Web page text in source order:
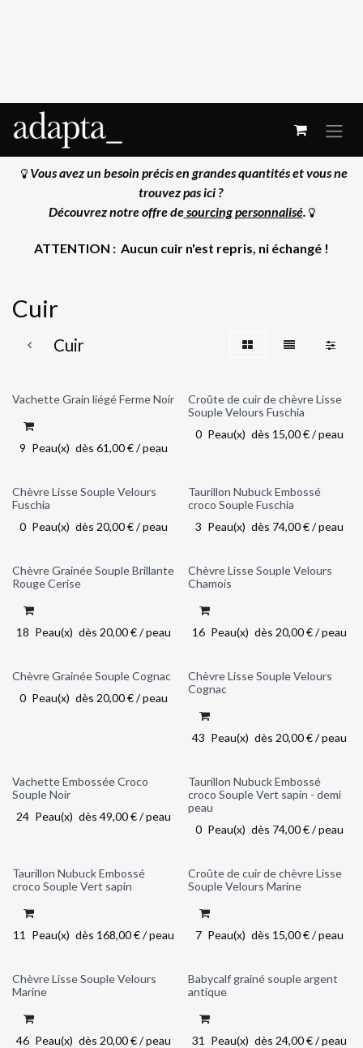
Vous avez un besoin précis en grandes quantités et vous ne
trouvez pas ici ?
Découvrez notre offre desourcing personnalisé.
ATTENTION : Aucun cuir n'est repris, ni échangé !
Cuir
Cuir
Vachette Grain liégé Ferme Noir
9 Peau(x) dès 61,00€/peau Out of stock
Croûte de cuir de chèvre Lisse
Souple Velours Fuschia
0 Peau(x) dès 15,00€/peau
Out of stock
Chèvre Lisse Souple Velours
Fuschia
0 Peau(x) dès 20,00€/peau
Taurillon Nubuck Embossé
croco Souple Fuschia
3 Peau(x) dès 74,00€/peau
Chèvre Grainée Souple Brillante
Rouge Cerise
18 Peau(x) dès 20,00€/peau
Chèvre Lisse Souple Velours
Chamois
16 Peau(x) dès 20,00€/peau
Out of stock
Chèvre Grainée Souple Cognac
0 Peau(x) dès 20,00€/peau
Chèvre Lisse Souple Velours
Cognac
43 Peau(x) dès 20,00€/peau
Vachette Embossée Croco
Souple Noir
24 Peau(x) dès 49,00€/peau Out of stock
Taurillon Nubuck Embossé
croco Souple Vert sapin - demi
peau
0 Peau(x) dès 74,00€/peau
Taurillon Nubuck Embossé
croco Souple Vert sapin
11 Peau(x) dès 168,00€/peau
Croûte de cuir de chèvre Lisse
Souple Velours Marine
7 Peau(x) dès 15,00€/peau
Chèvre Lisse Souple Velours
Marine
46 Peau(x) dès 20,00€/peau
Babycalf grainé souple argent
antique
31 Peau(x) dès 24,00€/peau